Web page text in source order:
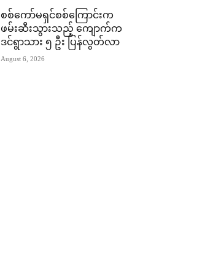
စစ်ကော်မရှင်စစ်ကြောင်းက
ဖမ်းဆီးသွားသည့် ကျောက်က
ဒင်ရွာသား ၅ ဦး ပြန်လွတ်လာ
August 6, 2026